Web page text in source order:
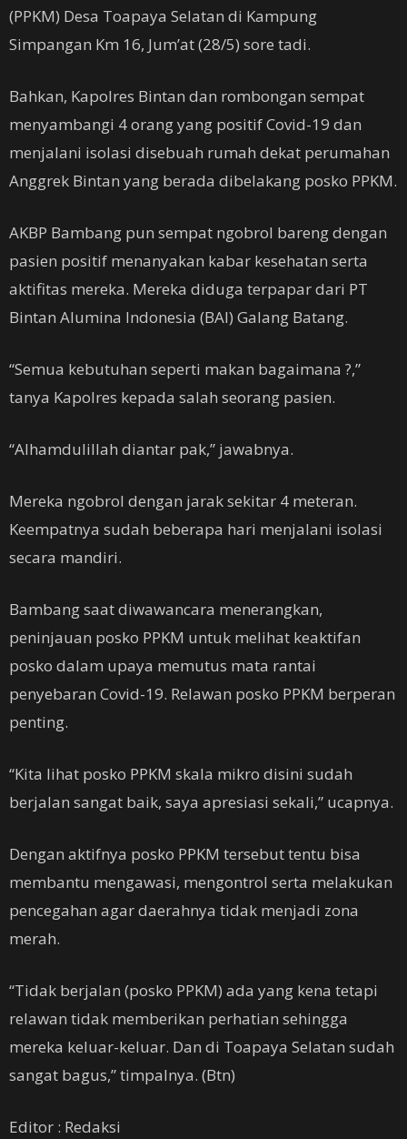
(PPKM) Desa Toapaya Selatan di Kampung
Simpangan Km 16, Jum’at (28/5) sore tadi.
Bahkan, Kapolres Bintan dan rombongan sempat
menyambangi 4 orang yang positif Covid-19 dan
menjalani isolasi disebuah rumah dekat perumahan
Anggrek Bintan yang berada dibelakang posko PPKM.
AKBP Bambang pun sempat ngobrol bareng dengan
pasien positif menanyakan kabar kesehatan serta
aktifitas mereka. Mereka diduga terpapar dari PT
Bintan Alumina Indonesia (BAI) Galang Batang.
“Semua kebutuhan seperti makan bagaimana ?,”
tanya Kapolres kepada salah seorang pasien.
“Alhamdulillah diantar pak,” jawabnya.
Mereka ngobrol dengan jarak sekitar 4 meteran.
Keempatnya sudah beberapa hari menjalani isolasi
secara mandiri.
Bambang saat diwawancara menerangkan,
peninjauan posko PPKM untuk melihat keaktifan
posko dalam upaya memutus mata rantai
penyebaran Covid-19. Relawan posko PPKM berperan
penting.
“Kita lihat posko PPKM skala mikro disini sudah
berjalan sangat baik, saya apresiasi sekali,” ucapnya.
Dengan aktifnya posko PPKM tersebut tentu bisa
membantu mengawasi, mengontrol serta melakukan
pencegahan agar daerahnya tidak menjadi zona
merah.
“Tidak berjalan (posko PPKM) ada yang kena tetapi
relawan tidak memberikan perhatian sehingga
mereka keluar-keluar. Dan di Toapaya Selatan sudah
sangat bagus,” timpalnya. (Btn)
Editor : Redaksi